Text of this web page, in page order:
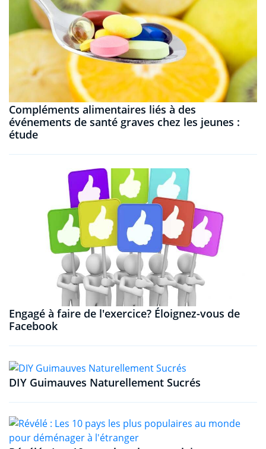
Compléments alimentaires liés à des
événements de santé graves chez les jeunes :
étude
Engagé à faire de l'exercice? Éloignez-vous de
Facebook
DIY Guimauves Naturellement Sucrés